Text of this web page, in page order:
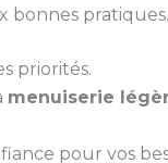
bonnes pratiques.
priorités.
menuiserie
pour vos